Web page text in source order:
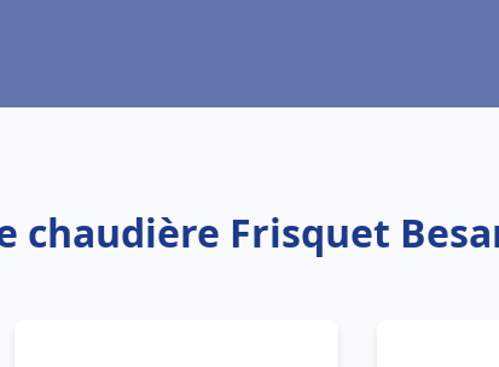
chaudière Frisquet